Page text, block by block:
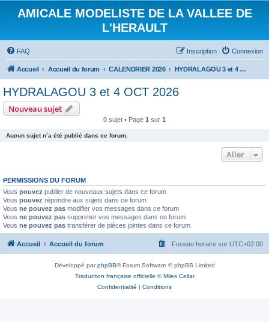
AMICALE MODELISTE DE LA VALLEE DE
L'HERAULT
FAQ Connexion
Inscription
Accueil Accueil du forum CALENDRIER 2026 HYDRALAGOU 3 et 4 OCT 2026
HYDRALAGOU 3 et 4 OCT 2026
Nouveau sujet
0 sujet • Page 1 sur 1
Aucun sujet n’a été publié dans ce forum.
Aller
PERMISSIONS DU FORUM
Vous pouvez publier de nouveaux sujets dans ce forum
Vous pouvez répondre aux sujets dans ce forum
Vous ne pouvez pas modifier vos messages dans ce forum
Vous ne pouvez pas supprimer vos messages dans ce forum
Vous ne pouvez pas transférer de pièces jointes dans ce forum
Accueil Accueil du forum Fuseau horaire sur UTC+02:00
Développé parphpBB® Forum Software © phpBB Limited
Traduction française officielle ©Miles Cellar
Confidentialité | Conditions